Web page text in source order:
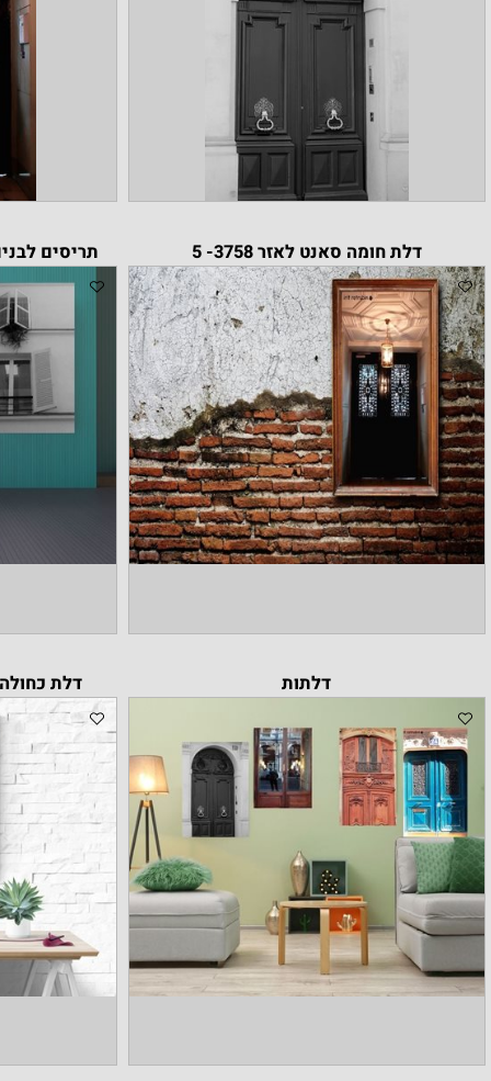
דלת חומה סאנט לאזר 3758- 5 תריסים לבנים 3275-5 ודלת חומה 3758- 5
דלתות דלת כחולה ברחוב